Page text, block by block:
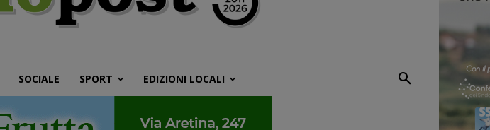
SOCIALE SPORT EDIZIONI LOCALI